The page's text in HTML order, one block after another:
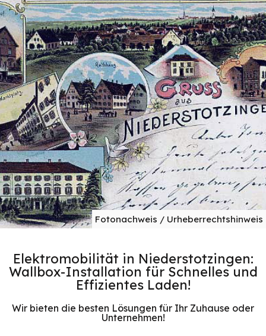
Fotonachweis / Urheberrechtshinweis
Elektromobilität in Niederstotzingen:
Wallbox-Installation für Schnelles und
Effizientes Laden!
Wir bieten die besten Lösungen für Ihr Zuhause oder
Unternehmen!